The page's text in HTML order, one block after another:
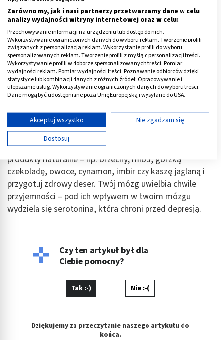
nie ćwiczyłeś tai chi, jogi, tabaty lub nie tańczyłeś salsy
lub tanga, znajdź w Internecie podstawowe instrukcje
do wybranej aktywności i praktykuj to przy muzyce.
Nowa aktywność ruchowa pozwala tworzyć zupełnie
nowe połączenia między komórkami mózgu, dzięki
czemu poprawia się kondycja twojego mózgu!
Niedziela
Przygotuj deser zdrowy dla mózgu.Pamiętaj, że
produkty zdrowe dla mózgu nie zawierają sztucznych
cukrów, polepszaczy smaku i zapachu. Nie są zaliczane
też do żywności wysoko przetworzonej. Sięgnij więc po
produkty naturalne – np. orzechy, miód, gorzką
czekoladę, owoce, cynamon, imbir czy kaszę jaglaną i
przygotuj zdrowy deser. Twój mózg uwielbia chwile
przyjemności – pod ich wpływem w twoim mózgu
wydziela się serotonina, która chroni przed depresją.
Czy ten artykuł był dla
Ciebie pomocny?
Tak :-) Nie :-(
Dziękujemy za przeczytanie naszego artykułu do
końca.
Zarówno my, jak i nasi partnerzy przetwarzamy dane w celu
analizy wydajności witryny internetowej oraz w celu:
Przechowywanie informacji na urządzeniu lub dostęp do nich.
Wykorzystywanie ograniczonych danych do wyboru reklam. Tworzenie profili
związanych z personalizacją reklam. Wykorzystanie profili do wyboru
spersonalizowanych reklam. Tworzenie profili z myślą o personalizacji treści.
Wykorzystywanie profili w doborze spersonalizowanych treści. Pomiar
wydajności reklam. Pomiar wydajności treści. Poznawanie odbiorców dzięki
statystyce lub kombinacji danych z różnych źródeł. Opracowywanie i
ulepszanie usług. Wykorzystywanie ograniczonych danych do wyboru treści.
Dane mogą być udostępniane poza Unię Europejską i wysyłane do USA.
Wyświetl listę partnerów (11 dostawców IAB)
Używamy Twoich danych w następujących celach:
Cele przetwarzania IAB:
Przechowywanie informacji na urządzeniu lub
dostęp do nich
Wykorzystywanie ograniczonych danych do
wyboru reklam
Tworzenie profili w celu spersonalizowanych
Wykorzystanie profili do wyboru
spersonalizowanych reklam
Wykorzystywanie profili w celu doboru
Pomiar efektywności reklam
Akceptuj wszystko
Nie zgadzam się
Dostosuj